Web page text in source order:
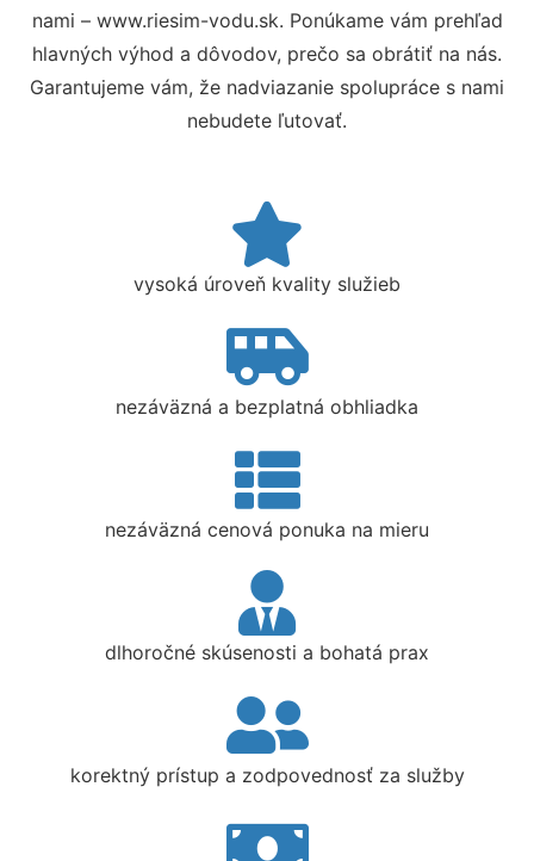
nami – www.riesim-vodu.sk. Ponúkame vám prehľad
hlavných výhod a dôvodov, prečo sa obrátiť na nás.
Garantujeme vám, že nadviazanie spolupráce s nami
nebudete ľutovať.
vysoká úroveň kvality služieb
nezáväzná a bezplatná obhliadka
nezáväzná cenová ponuka na mieru
dlhoročné skúsenosti a bohatá prax
korektný prístup a zodpovednosť za služby